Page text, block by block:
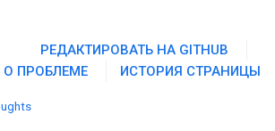
РЕДАКТИРОВАТЬ НА GITHUB
ПРОБЛЕМЕ
ИСТОРИЯ СТРАНИЦЫ